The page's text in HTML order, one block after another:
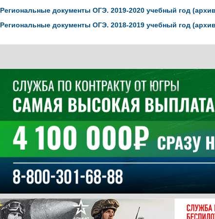
Региональные документы ОГЭ. 2019-2020 учебный год
Региональные документы ОГЭ. 2018-2019 учебный год